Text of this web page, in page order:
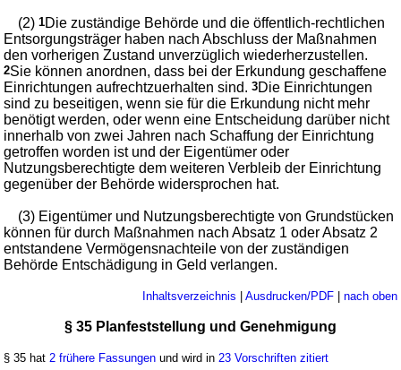
(2)1Die zuständige Behörde und die öffentlich-rechtlichen
Entsorgungsträger haben nach Abschluss der Maßnahmen
den vorherigen Zustand unverzüglich wiederherzustellen.
2Sie können anordnen, dass bei der Erkundung geschaffene
Einrichtungen aufrechtzuerhalten sind.3Die Einrichtungen
sind zu beseitigen, wenn sie für die Erkundung nicht mehr
benötigt werden, oder wenn eine Entscheidung darüber nicht
innerhalb von zwei Jahren nach Schaffung der Einrichtung
getroffen worden ist und der Eigentümer oder
Nutzungsberechtigte dem weiteren Verbleib der Einrichtung
gegenüber der Behörde widersprochen hat.
(3) Eigentümer und Nutzungsberechtigte von Grundstücken
können für durch Maßnahmen nach Absatz 1 oder Absatz 2
entstandene Vermögensnachteile von der zuständigen
Behörde Entschädigung in Geld verlangen.
Inhaltsverzeichnis Ausdrucken/PDF| nach oben
§ 35 Planfeststellung und Genehmigung
§ 35 hat2 frühere Fassungen und wird in23 Vorschriften zitiert